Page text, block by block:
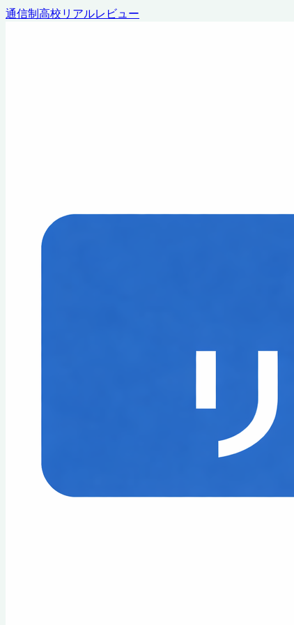
通信制高校リアルレビュー